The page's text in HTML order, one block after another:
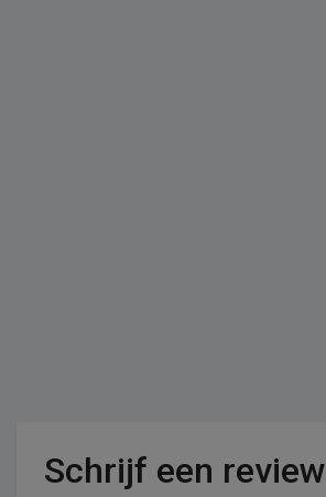
Schrijf een review